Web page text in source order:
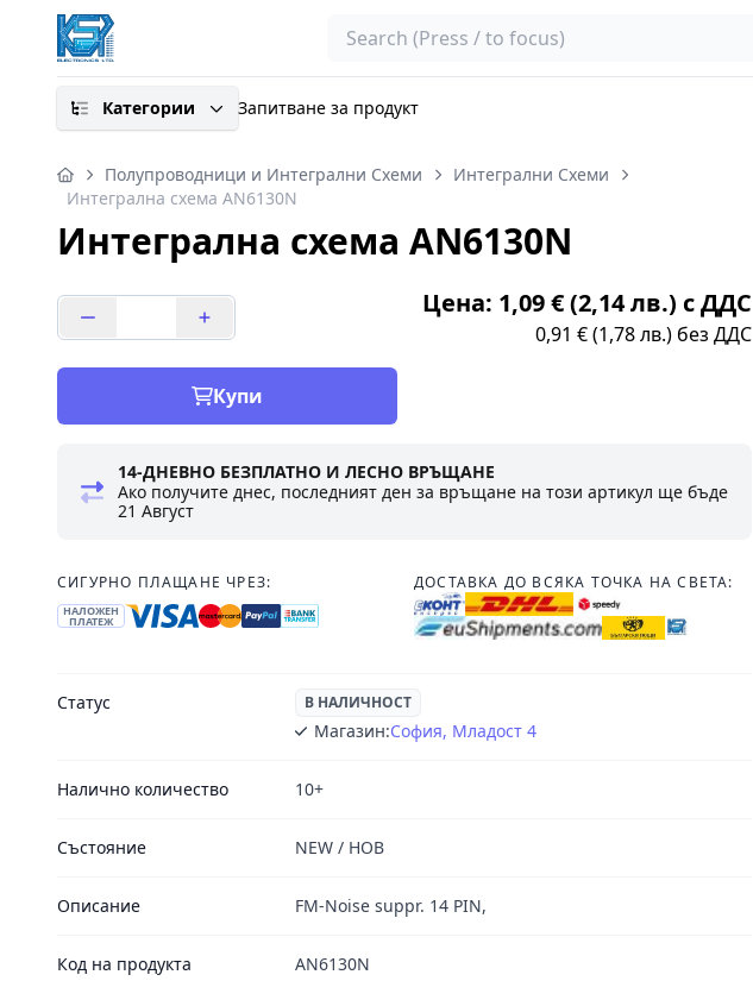
Search
Категории Запитване за продукт
Полупроводници и Интегрални Схеми
Интегрални Схеми
Интегрална схема AN6130N
Интегрална схема AN6130N
Цена: 1,09 € (2,14 лв.) с ДДС
0,91 € (1,78 лв.) без ДДС
Купи
14-ДНЕВНО БЕЗПЛАТНО И ЛЕСНО ВРЪЩАНЕ
Ако получите днес, последният ден за връщане на този артикул ще бъде
21 Август
СИГУРНО ПЛАЩАНЕ ЧРЕЗ:
НАЛОЖЕН
ПЛАТЕЖ
ДОСТАВКА ДО ВСЯКА ТОЧКА НА СВЕТА:
Статус В НАЛИЧНОСТ
Магазин:София, Младост 4
Налично количество 10+
Състояние NEW / НОВ
Описание FM-Noise suppr. 14 PIN,
Код на продукта AN6130N